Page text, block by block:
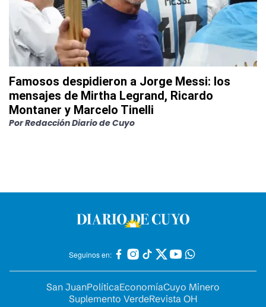
Famosos despidieron a Jorge Messi: los
mensajes de Mirtha Legrand, Ricardo
Montaner y Marcelo Tinelli
PorRedacción Diario de Cuyo
Seguinos en:
San JuanPolíticaEconomíaCuyo Minero
Suplemento VerdeRevista OH